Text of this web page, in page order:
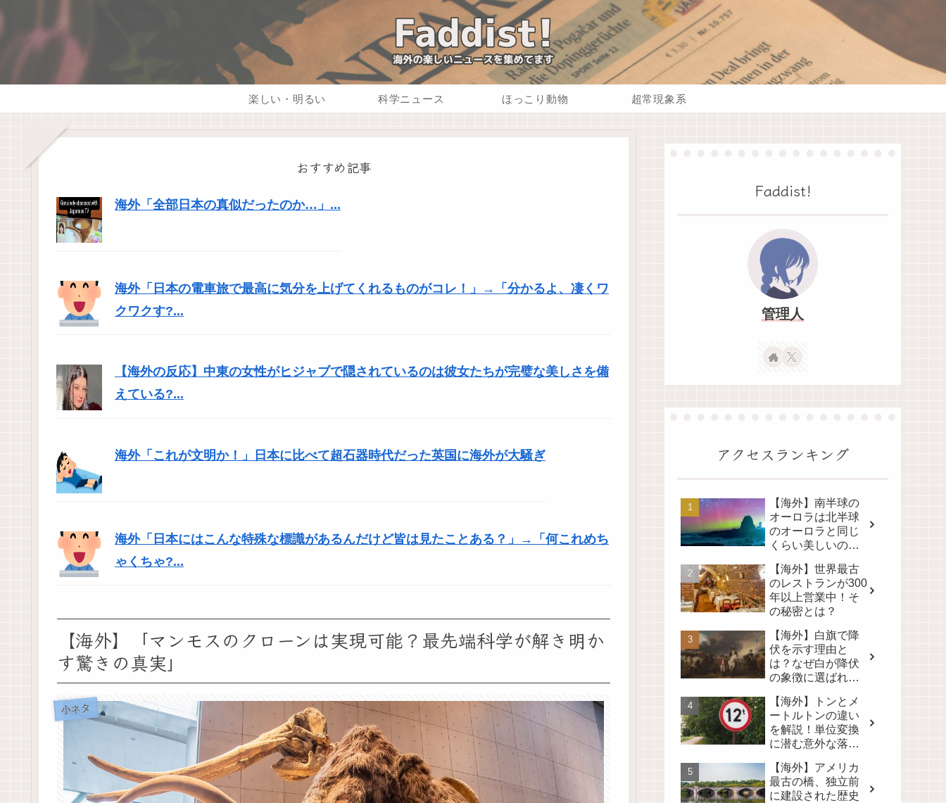
楽しい・明るい 科学ニュース ほっこり動物 超常現象系
おすすめ記事
海外「全部日本の真似だったのか…」...
海外「日本の電車旅で最高に気分を上げてくれるものがコレ！」→「分かるよ、凄くワ
クワクす?...
【海外の反応】中東の女性がヒジャブで隠されているのは彼女たちが完璧な美しさを備
えている?...
海外「これが文明か！」日本に比べて超石器時代だった英国に海外が大騒ぎ
海外「日本にはこんな特殊な標識があるんだけど皆は見たことある？」→「何これめち
ゃくちゃ?...
【海外】「マンモスのクローンは実現可能？最先端科学が解き明か
す驚きの真実」
小ネタ
Faddist!
管理人
アクセスランキング
【海外】南半球の
オーロラは北半球
のオーロラと同じ
くらい美しいの
る！
【海外】世界最古
のレストランが300
年以上営業中！そ
の秘密とは？
【海外】白旗で降
伏を示す理由と
は？なぜ白が降伏
の象徴に選ばれた
【海外】トンとメ
ートルトンの違い
を解説！単位変換
に潜む意外な落と
【海外】アメリカ
最古の橋、独立前
に建設された歴史